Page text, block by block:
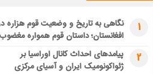
1
نگاهی به تاریخ و وضعیت قوم هزاره
افغانستان؛ داستان قوم همواره مغضوب
2
پیامدهای احداث کانال اوراسیا بر
ژئواکونومیک ایران و آسیای مرکزی